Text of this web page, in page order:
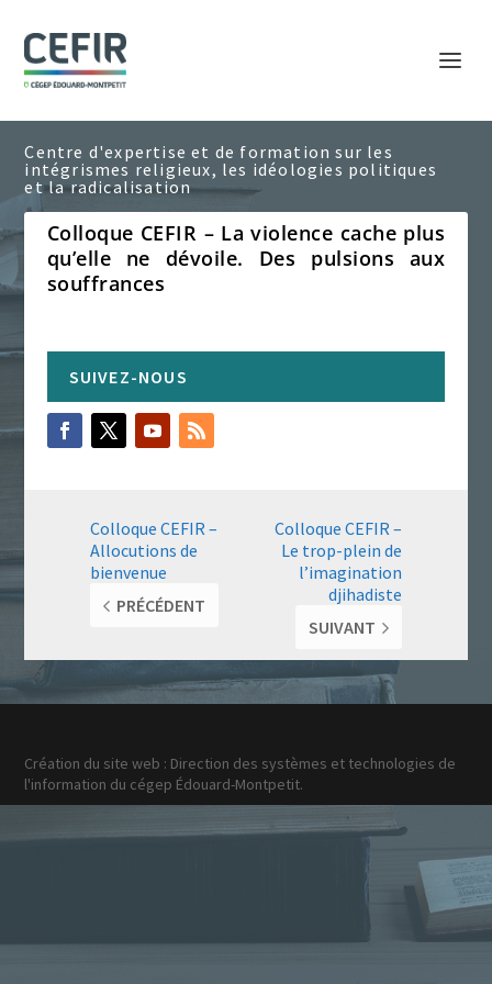
Colloque CEFIR – La violence cache plus
qu’elle ne dévoile. Des pulsions aux
souffrances
Colloque CEFIR –
Allocutions de
bienvenue
PRÉCÉDENT
Colloque CEFIR –
Le trop-plein de
l’imagination
djihadiste
SUIVANT
Création du site web : Direction des systèmes et technologies de
l'information du cégep Édouard-Montpetit.